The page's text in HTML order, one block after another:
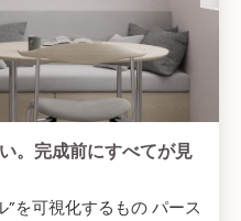
。完成前にすべてが見
を可視化するもの パース